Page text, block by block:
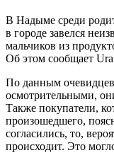
В Надыме среди
в городе завелся
мальчиков из
Об этом сообщает
По данным
осмотрительными,
Также покупатели,
произошедшего,
согласились, то,
происходит. Это